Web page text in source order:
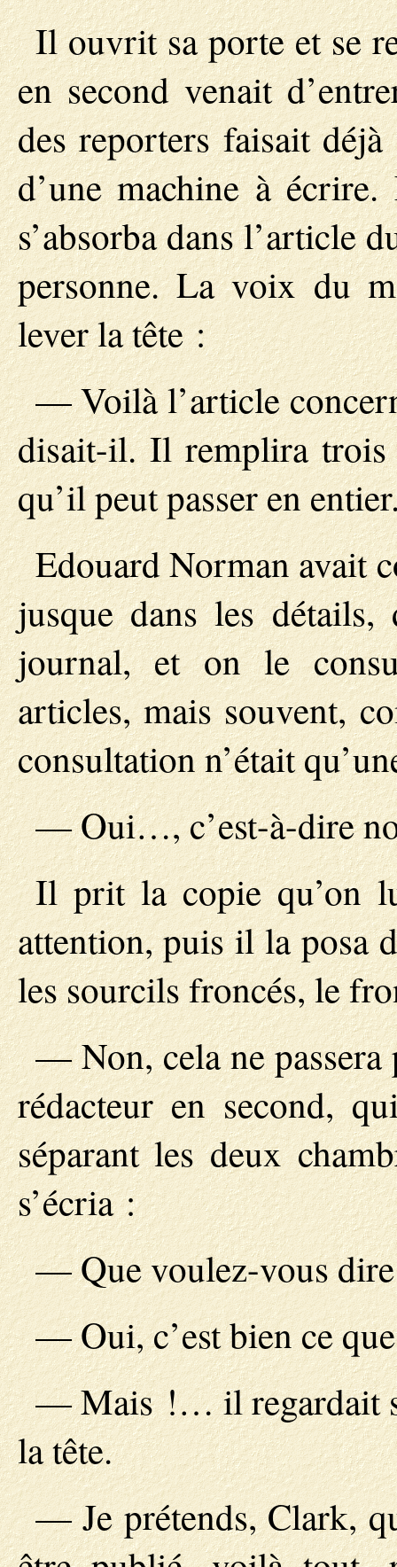
Il ouvrit sa porte et se
en second venait
des reporters faisait
d’une machine à
s’absorba dans l’article
personne. La voix du
lever la tête :
— Voilà l’article
disait-il. Il remplira trois
qu’il peut passer en
Edouard Norman avait
jusque dans les
journal, et on le
articles, mais souvent,
consultation n’était
— Oui…, c’est-à-dire
Il prit la copie qu’on
attention, puis il la posa
les sourcils froncés, le
— Non, cela ne
rédacteur en second,
séparant les deux
s’écria :
— Que voulez-vous
— Oui, c’est bien ce
— Mais !… il regardait
la tête.
— Je prétends, Clark,